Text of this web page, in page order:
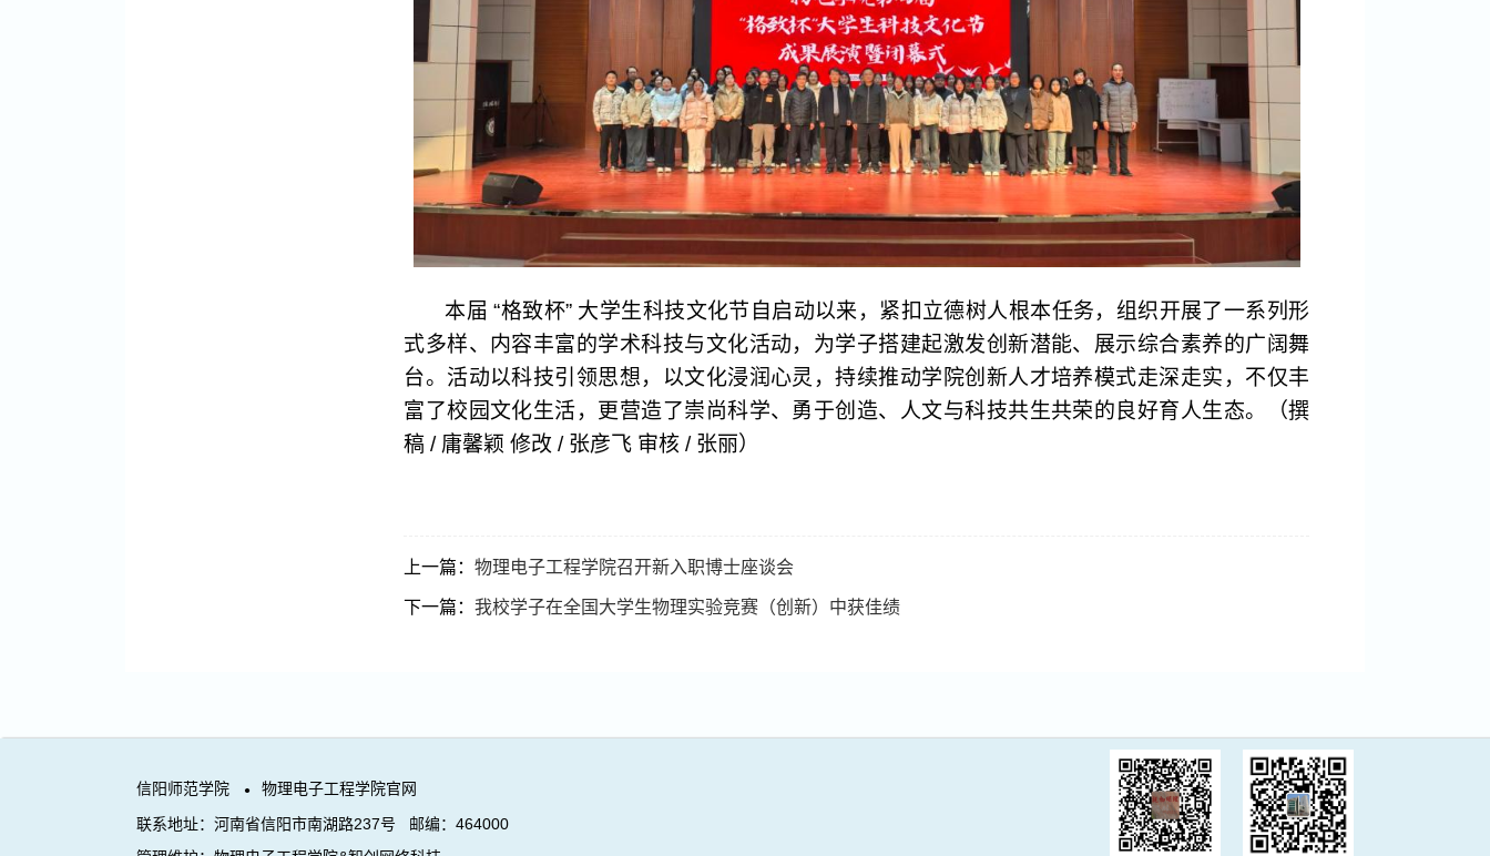
本届 “格致杯” 大学生科技文化节自启动以来，紧扣立德树人根本任务，组织开展了一系列形
式多样、内容丰富的学术科技与文化活动，为学子搭建起激发创新潜能、展示综合素养的广阔舞
台。活动以科技引领思想，以文化浸润心灵，持续推动学院创新人才培养模式走深走实，不仅丰
富了校园文化生活，更营造了崇尚科学、勇于创造、人文与科技共生共荣的良好育人生态。（撰
稿 / 庸馨颖 修改 / 张彦飞 审核 / 张丽）
上一篇：物理电子工程学院召开新入职博士座谈会
下一篇：我校学子在全国大学生物理实验竞赛（创新）中获佳绩
信阳师范学院 ●
物理电子工程学院官网
联系地址：河南省信阳市南湖路237号 邮编：464000